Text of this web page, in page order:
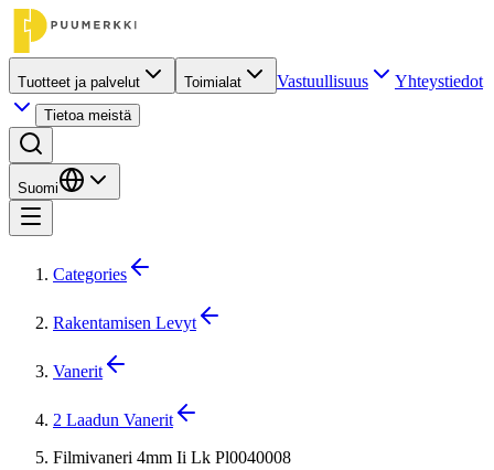
Tuotteet ja palvelut Toimialat Vastuullisuus Yhteystiedot
Tietoa meistä
Suomi
Categories
Rakentamisen Levyt
Vanerit
2 Laadun Vanerit
Filmivaneri 4mm Ii Lk Pl0040008